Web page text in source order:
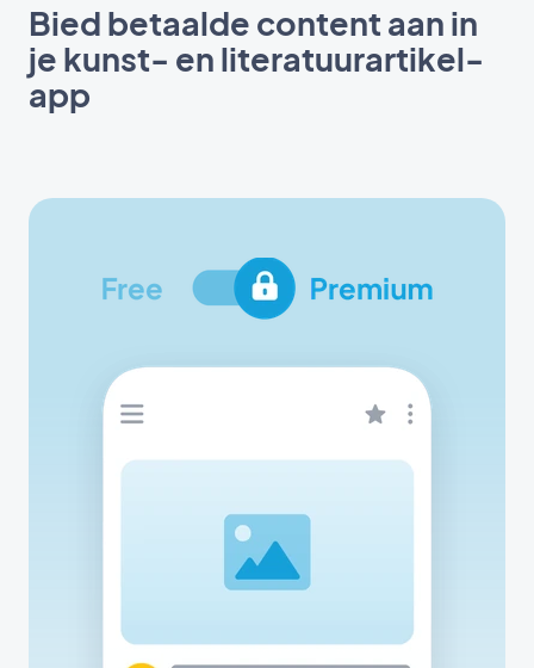
Bied betaalde content aan in
je kunst- en literatuurartikel-
app